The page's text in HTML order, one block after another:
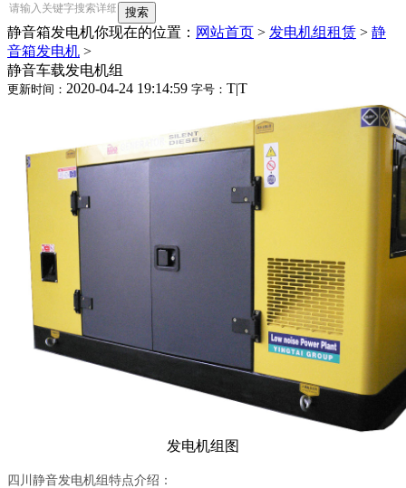
静音箱发电机你现在的位置： 网站首页 > 发电机组租赁 > 静
音箱发电机 >
静音车载发电机组
更新时间： 2020-04-24 19:14:59 字号： T|T
发电机组图
四川静音发电机组特点介绍：